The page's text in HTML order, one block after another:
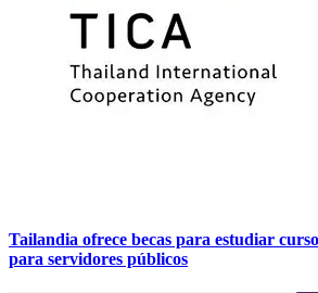
Tailandia ofrece becas para estudiar
para servidores públicos